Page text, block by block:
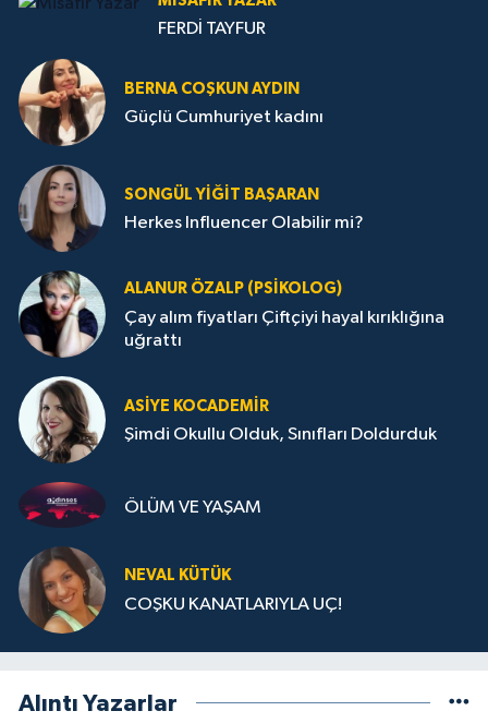
FERDİ TAYFUR
BERNA COŞKUN AYDIN
Güçlü Cumhuriyet kadını
SONGÜL YIĞIT BAŞARAN
Herkes Influencer Olabilir mi?
ALANUR ÖZALP (PSIKOLOG)
Çay alım fiyatları Çiftçiyi hayal kırıklığına
uğrattı
ASIYE KOCADEMİR
Şimdi Okullu Olduk, Sınıfları Doldurduk
ÖLÜM VE YAŞAM
NEVAL KÜTÜK
COŞKU KANATLARIYLA UÇ!
Alıntı Yazarlar